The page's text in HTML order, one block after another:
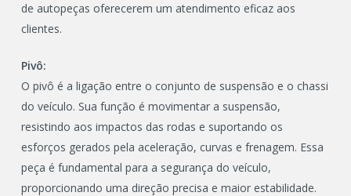
de autopeças oferecerem um atendimento eficaz aos
clientes.
Pivô:
O pivô é a ligação entre o conjunto de suspensão e o chassi
do veículo. Sua função é movimentar a suspensão,
resistindo aos impactos das rodas e suportando os
esforços gerados pela aceleração, curvas e frenagem. Essa
peça é fundamental para a segurança do veículo,
proporcionando uma direção precisa e maior estabilidade.